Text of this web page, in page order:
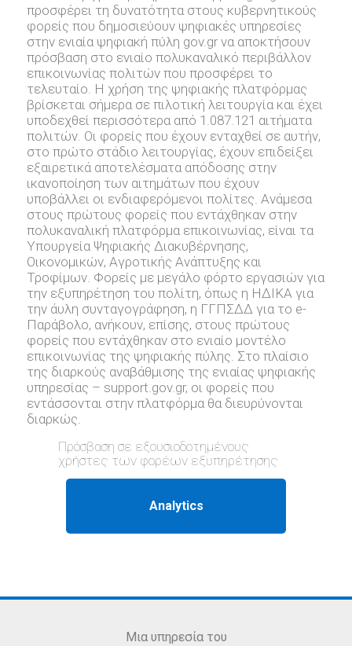
προσφέρει τη δυνατότητα στους κυβερνητικούς
φορείς που δημοσιεύουν ψηφιακές υπηρεσίες
στην ενιαία ψηφιακή πύλη gov.gr να αποκτήσουν
πρόσβαση στο ενιαίο πολυκαναλικό περιβάλλον
επικοινωνίας πολιτών που προσφέρει το
τελευταίο. Η χρήση της ψηφιακής πλατφόρμας
βρίσκεται σήμερα σε πιλοτική λειτουργία και έχει
υποδεχθεί περισσότερα από 1.087.121 αιτήματα
πολιτών. Οι φορείς που έχουν ενταχθεί σε αυτήν,
στο πρώτο στάδιο λειτουργίας, έχουν επιδείξει
εξαιρετικά αποτελέσματα απόδοσης στην
ικανοποίηση των αιτημάτων που έχουν
υποβάλλει οι ενδιαφερόμενοι πολίτες. Ανάμεσα
στους πρώτους φορείς που εντάχθηκαν στην
πολυκαναλική πλατφόρμα επικοινωνίας, είναι τα
Υπουργεία Ψηφιακής Διακυβέρνησης,
Οικονομικών, Αγροτικής Ανάπτυξης και
Τροφίμων. Φορείς με μεγάλο φόρτο εργασιών για
την εξυπηρέτηση του πολίτη, όπως η ΗΔΙΚΑ για
την άυλη συνταγογράφηση, η ΓΓΠΣΔΔ για το e-
Παράβολο, ανήκουν, επίσης, στους πρώτους
φορείς που εντάχθηκαν στο ενιαίο μοντέλο
επικοινωνίας της ψηφιακής πύλης. Στο πλαίσιο
της διαρκούς αναβάθμισης της ενιαίας ψηφιακής
υπηρεσίας – support.gov.gr, oι φορείς που
εντάσσονται στην πλατφόρμα θα διευρύνονται
διαρκώς.
Πρόσβαση σε εξουσιοδοτημένους
χρήστες των φορέων εξυπηρέτησης
Μια υπηρεσία του